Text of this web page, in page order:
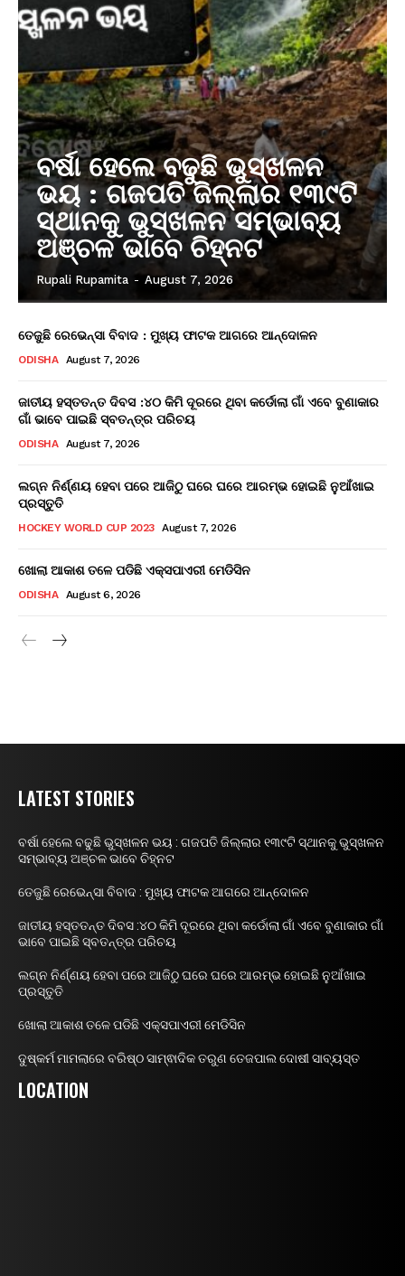
ବର୍ଷା ହେଲେ ବଢୁଛି ଭୁସ୍ଖଳନ
ଭୟ : ଗଜପତି ଜିଲ୍ଲାର ୧୩୯ଟି
ସ୍ଥାନକୁ ଭୁସ୍ଖଳନ ସମ୍ଭାବ୍ୟ
ଅଞ୍ଚଳ ଭାବେ ଚିହ୍ନଟ
Rupali Rupamita - August 7, 2026
ତେଜୁଛି ରେଭେନ୍ସା ବିବାଦ : ମୁଖ୍ୟ ଫାଟକ ଆଗରେ ଆନ୍ଦୋଳନ
ODISHA August 7, 2026
ଜାତୀୟ ହସ୍ତତନ୍ତ ଦିବସ :୪୦ କିମି ଦୂରରେ ଥିବା କର୍ଡୋଲା ଗାଁ ଏବେ ବୁଣାକାର
ଗାଁ ଭାବେ ପାଇଛି ସ୍ବତନ୍ତ୍ର ପରିଚୟ
ODISHA August 7, 2026
ଲଗ୍ନ ନିର୍ଣ୍ଣୟ ହେବା ପରେ ଆଜିଠୁ ଘରେ ଘରେ ଆରମ୍ଭ ହୋଇଛି ନୁଆଁଖାଇ
ପ୍ରସ୍ତୁତି
HOCKEY WORLD CUP 2023 August 7, 2026
ଖୋଲା ଆକାଶ ତଳେ ପଡିଛି ଏକ୍ସପାଏରୀ ମେଡିସିନ
ODISHA August 6, 2026
LATEST STORIES
ବର୍ଷା ହେଲେ ବଢୁଛି ଭୁସ୍ଖଳନ ଭୟ : ଗଜପତି ଜିଲ୍ଲାର ୧୩୯ଟି ସ୍ଥାନକୁ ଭୁସ୍ଖଳନ
ସମ୍ଭାବ୍ୟ ଅଞ୍ଚଳ ଭାବେ ଚିହ୍ନଟ
ତେଜୁଛି ରେଭେନ୍ସା ବିବାଦ : ମୁଖ୍ୟ ଫାଟକ ଆଗରେ ଆନ୍ଦୋଳନ
ଜାତୀୟ ହସ୍ତତନ୍ତ ଦିବସ :୪୦ କିମି ଦୂରରେ ଥିବା କର୍ଡୋଲା ଗାଁ ଏବେ ବୁଣାକାର ଗାଁ
ଭାବେ ପାଇଛି ସ୍ବତନ୍ତ୍ର ପରିଚୟ
ଲଗ୍ନ ନିର୍ଣ୍ଣୟ ହେବା ପରେ ଆଜିଠୁ ଘରେ ଘରେ ଆରମ୍ଭ ହୋଇଛି ନୁଆଁଖାଇ
ପ୍ରସ୍ତୁତି
ଖୋଲା ଆକାଶ ତଳେ ପଡିଛି ଏକ୍ସପାଏରୀ ମେଡିସିନ
ଦୁଷ୍କର୍ମ ମାମଲାରେ ବରିଷ୍ଠ ସାମ୍ଵାଦିକ ତରୁଣ ତେଜପାଲ ଦୋଷୀ ସାବ୍ୟସ୍ତ
LOCATION